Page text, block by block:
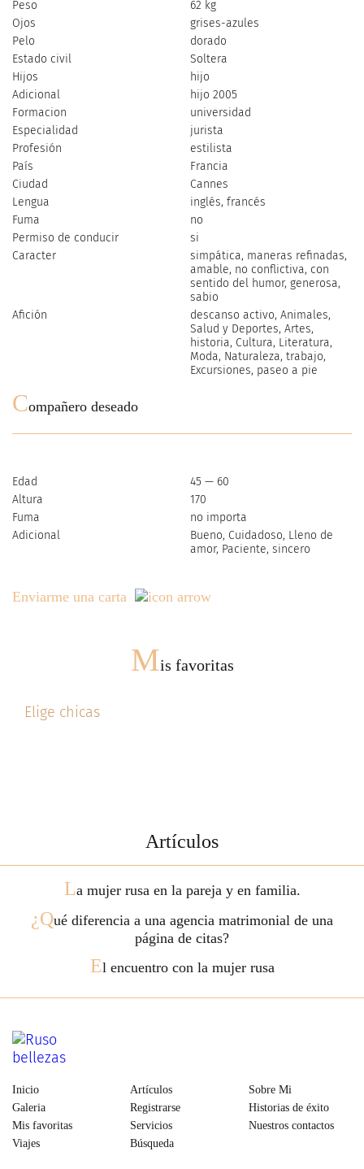
Peso
62 kg
Ojos
grises-azules
Pelo
dorado
Estado civil
Soltera
Hijos
hijo
Adicional
hijo 2005
Formacion
universidad
Especialidad
jurista
Profesión
estilista
País
Francia
Ciudad
Cannes
Lengua
inglés, francés
Fuma
no
Permiso de conducir
si
Caracter
simpática, maneras refinadas,
amable, no conflictiva, con
sentido del humor, generosa,
sabio
Afición
descanso activo, Animales,
Salud y Deportes, Artes,
historia, Cultura, Literatura,
Moda, Naturaleza, trabajo,
Excursiones, paseo a pie
Compañero deseado
Edad
45 — 60
Altura
170
Fuma
no importa
Adicional
Bueno, Cuidadoso, Lleno de
amor, Paciente, sincero
Enviarme una carta
Mis favoritas
Elige chicas
Artículos
La mujer rusa en la pareja y en familia.
¿Qué diferencia a una agencia matrimonial de una
página de citas?
El encuentro con la mujer rusa
Inicio
Galeria
Mis favoritas
Viajes
Artículos
Registrarse
Servicios
Búsqueda
Sobre Mi
Historias de éxito
Nuestros contactos